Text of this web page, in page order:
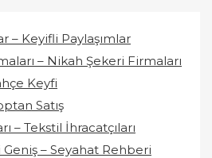
– Keyifli Paylaşımlar
– Nikah Şekeri Firmaları
Keyfi
Satış
– Tekstil İhracatçıları
– Seyahat Rehberi